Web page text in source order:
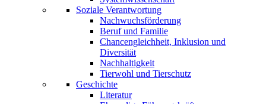
Soziale Verantwortung
Nachwuchsförderung
Beruf und Familie
Chancengleichheit, Inklusion und
Diversität
Nachhaltigkeit
Tierwohl und Tierschutz
Geschichte
Literatur